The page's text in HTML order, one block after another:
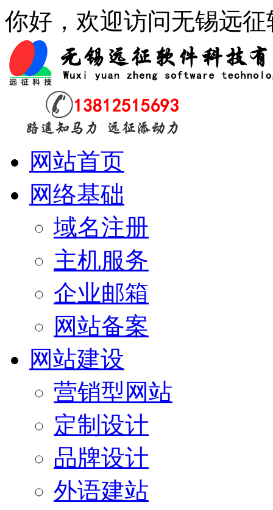
你好，欢迎访问无锡远
网站首页
网络基础
域名注册
主机服务
企业邮箱
网站备案
网站建设
营销型网站
定制设计
品牌设计
外语建站